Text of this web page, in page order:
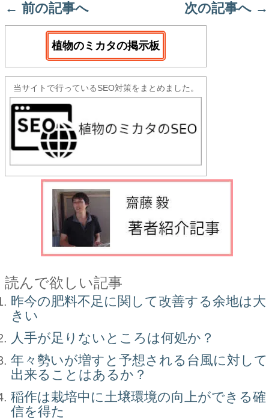
← 前の記事へ 次の記事へ →
植物のミカタの掲示板
当サイトで行っているSEO対策をまとめました。
読んで欲しい記事
昨今の肥料不足に関して改善する余地は大
きい
人手が足りないところは何処か？
年々勢いが増すと予想される台風に対して
出来ることはあるか？
稲作は栽培中に土壌環境の向上ができる確
信を得た